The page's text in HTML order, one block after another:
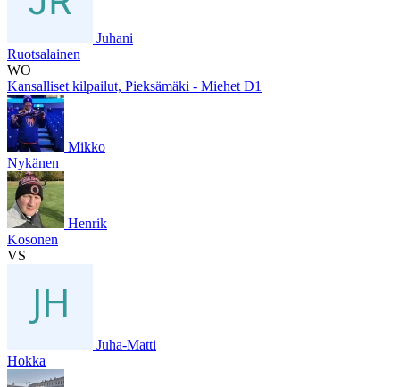
Juhani
Ruotsalainen
WO
Kansalliset kilpailut, Pieksämäki - Miehet D1
Mikko
Nykänen
Henrik
Kosonen
VS
Juha-Matti
Hokka